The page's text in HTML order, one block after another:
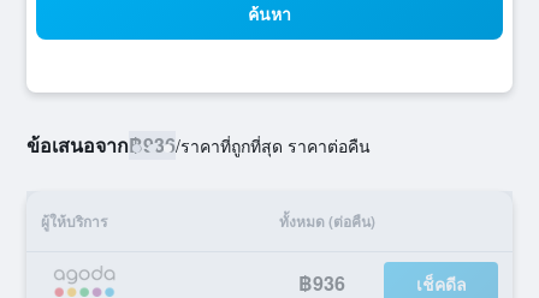
ค้นหา
ข้อเสนอจาก฿936/ราคาที่ถูกที่สุด ราคาต่อคืน
ผู้ให้บริการ ทั้งหมด (ต่อคืน)
฿936 เช็คดีล